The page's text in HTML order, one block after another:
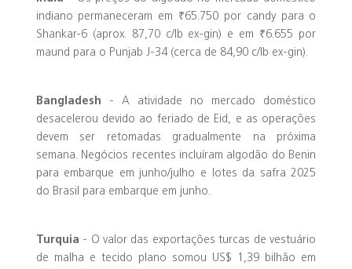
indiano permaneceram em ₹65.750 por candy para o
Shankar-6 (aprox. 87,70 c/lb ex-gin) e em ₹6.655 por
maund para o Punjab J-34 (cerca de 84,90 c/lb ex-gin).
Bangladesh - A atividade no mercado doméstico
desacelerou devido ao feriado de Eid, e as operações
devem ser retomadas gradualmente na próxima
semana. Negócios recentes incluíram algodão do Benin
para embarque em junho/julho e lotes da safra 2025
do Brasil para embarque em junho.
Turquia - O valor das exportações turcas de vestuário
de malha e tecido plano somou US$ 1,39 bilhão em